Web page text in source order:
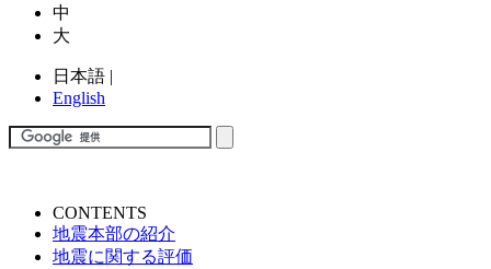
中
大
日本語 |
English
CONTENTS
地震本部の紹介
地震に関する評価